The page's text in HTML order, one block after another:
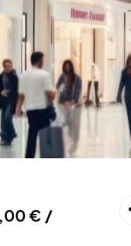
€ /